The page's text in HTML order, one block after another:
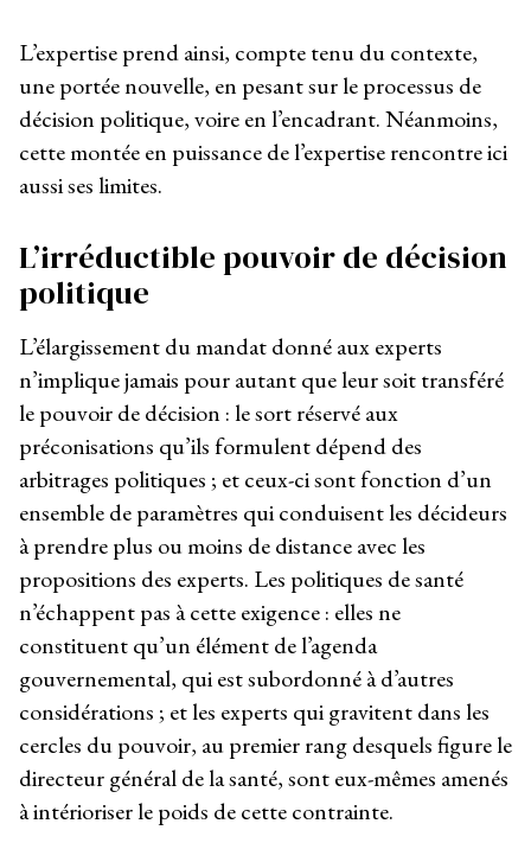
L’expertise prend ainsi, compte tenu du contexte,
une portée nouvelle, en pesant sur le processus de
décision politique, voire en l’encadrant. Néanmoins,
cette montée en puissance de l’expertise rencontre ici
aussi ses limites.
L’irréductible pouvoir de décision
politique
L’élargissement du mandat donné aux experts
n’implique jamais pour autant que leur soit transféré
le pouvoir de décision : le sort réservé aux
préconisations qu’ils formulent dépend des
arbitrages politiques ; et ceux-ci sont fonction d’un
ensemble de paramètres qui conduisent les décideurs
à prendre plus ou moins de distance avec les
propositions des experts. Les politiques de santé
n’échappent pas à cette exigence : elles ne
constituent qu’un élément de l’agenda
gouvernemental, qui est subordonné à d’autres
considérations ; et les experts qui gravitent dans les
cercles du pouvoir, au premier rang desquels figure le
directeur général de la santé, sont eux-mêmes amenés
à intérioriser le poids de cette contrainte.